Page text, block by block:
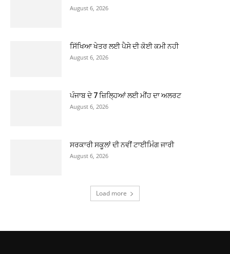
August 6, 2026
ਸਿੱਖਿਆ ਖੇਤਰ ਲਈ ਪੈਸੇ ਦੀ ਕੋਈ ਕਮੀ ਨਹੀ
August 6, 2026
ਪੰਜਾਬ ਦੇ 7 ਜ਼ਿਲ੍ਹਿਆਂ ਲਈ ਮੀਂਹ ਦਾ ਅਲਰਟ
August 6, 2026
ਸਰਕਾਰੀ ਸਕੂਲਾਂ ਦੀ ਨਵੀਂ ਟਾਈਮਿੰਗ ਜਾਰੀ
August 6, 2026
Load more